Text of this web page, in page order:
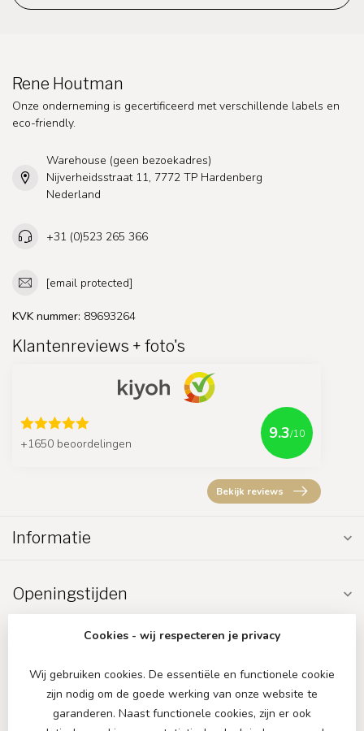
Rene Houtman
Onze onderneming is gecertificeerd met verschillende labels en
eco-friendly.
Warehouse (geen bezoekadres)
Nijverheidsstraat 11, 7772 TP Hardenberg
Nederland
+31 (0)523 265 366
[email protected]
KVK nummer: 89693264
Klantenreviews + foto's
+1650 beoordelingen
9.3/10
Bekijk reviews
Informatie
Openingstijden
Cookies - wij respecteren je privacy
Wij gebruiken cookies. De essentiële en functionele cookie
zijn nodig om de goede werking van onze website te
garanderen. Naast functionele cookies, zijn er ook